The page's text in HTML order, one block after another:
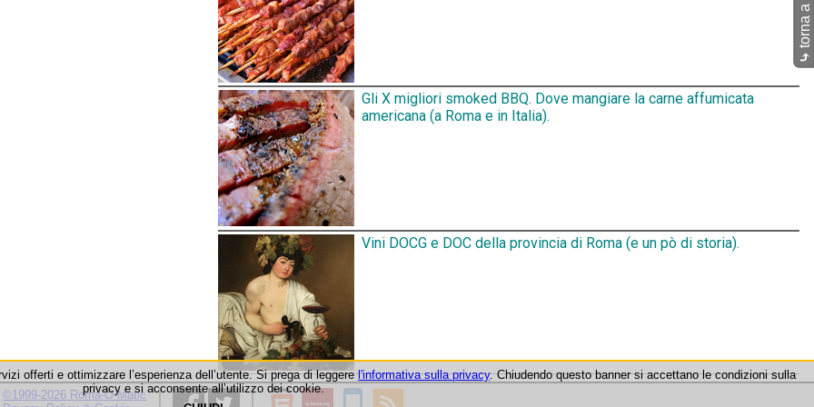
Gli X migliori smoked BBQ. Dove mangiare la carne affumicata
americana (a Roma e in Italia).
Vini DOCG e DOC della provincia di Roma (e un pò di storia).
⤷
©1999-2026 Roma-O-Matic
offerti e ottimizzare l’esperienza dell’utente. Si prega di leggerel'informativa sulla privacy. Chiudendo questo banner si accettano le condizioni sulla
privacy e si acconsente all’utilizzo dei cookie.